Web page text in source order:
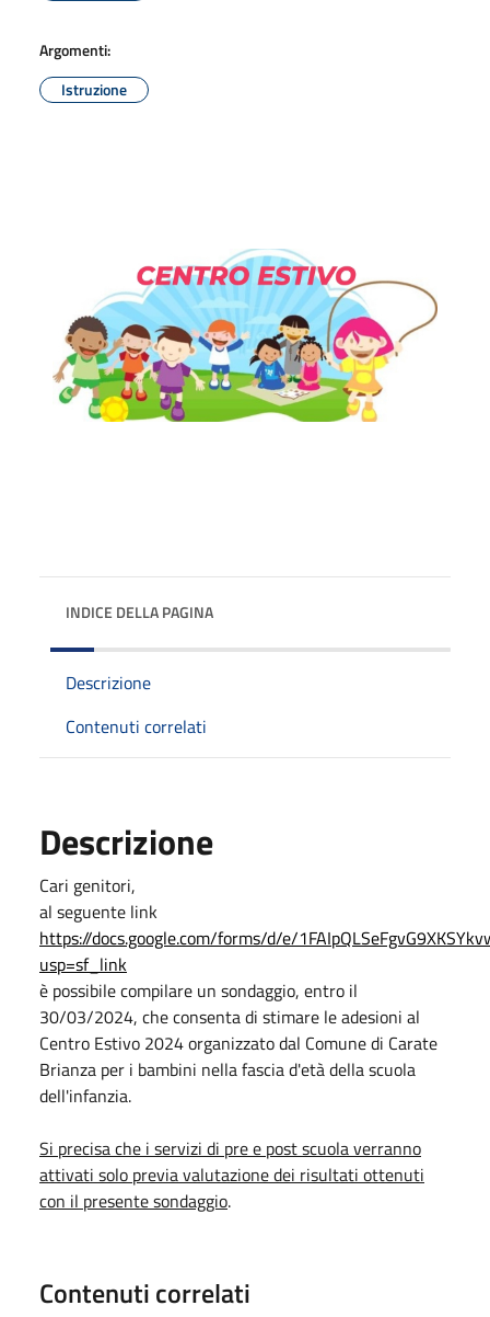
Argomenti:
Istruzione
INDICE DELLA PAGINA
Descrizione
Contenuti correlati
Descrizione
Cari genitori,
al seguente link
https://docs.google.com/forms/d/e/
usp=sf_link
è possibile compilare un sondaggio, entro il
30/03/2024, che consenta di stimare le adesioni al
Centro Estivo 2024 organizzato dal Comune di Carate
Brianza per i bambini nella fascia d'età della scuola
dell'infanzia.
Si precisa che i servizi di pre e post scuola verranno
attivati solo previa valutazione dei risultati ottenuti
con il presente sondaggio.
Contenuti correlati